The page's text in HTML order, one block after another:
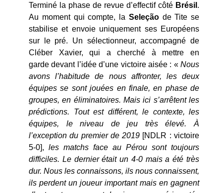
Terminé la phase de revue d’effectif côté Brésil .
Au moment qui compte, la Seleçãode Tite se
stabilise et envoie uniquement ses Européens
sur le pré. Un sélectionneur, accompagné de
Cléber Xavier, qui a cherché à mettre en
garde devant l’idée d’une victoire aisée : « Nous
avons l’habitude de nous affronter, les deux
équipes se sont jouées en finale, en phase de
groupes, en éliminatoires. Mais ici s’arrêtent les
prédictions. Tout est différent, le contexte, les
équipes, le niveau de jeu très élevé. À
l’exception du premier de 2019 [NDLR : victoire
5-0], les matchs face au Pérou sont toujours
difficiles. Le dernier était un 4-0 mais a été très
dur. Nous les connaissons, ils nous connaissent,
ils perdent un joueur important mais en gagnent